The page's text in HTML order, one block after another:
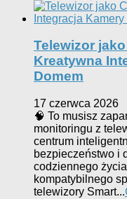
Telewizor
Kreatywna
Domem
17 czerwca 2026
🧠 To musisz
monitoringu z
centrum
bezpieczeństwo i
codziennego
kompatybilnego
telewizory Smart...